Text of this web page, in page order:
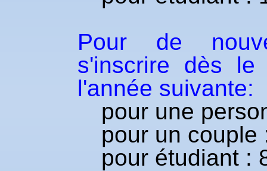
Pour de
s'inscrire dès le
l'année suivante:
pour une
pour un couple
pour étudiant :